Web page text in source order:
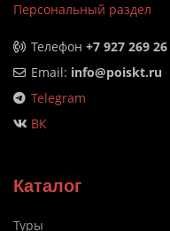
Персональный раздел
Телефон +7 927 269
Email: info@poiskt.ru
Telegram
ВК
Каталог
Туры